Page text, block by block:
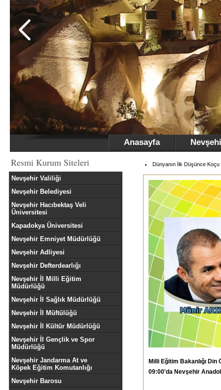
Anasayfa
Resmi Kurum Siteleri
Nevşehir Valiliği
Nevşehir Belediyesi
Nevşehir Hacıbektaş Veli
Üniversitesi
Kapadokya Üniversitesi
Nevşehir Emniyet Müdürlüğü
Nevşehir Adliyesi
Nevşehir Defterdearlığı
Nevşehir İl Milli Eğitim
Müdürlüğü
Nevşehir İl Sağlık Müdürlüğü
Nevşehir İl Müftülüğü
Nevşehir İl Kültür Müdürlüğü
Nevşehir İl Gençlik ve Spor
Müdürlüğü
Nevşehir Jandarma At ve
Köpek Eğitim Komutanlığı
Nevşehir Barosu
Dünyanın İlk Düşünce
Milli Eğitim Bakanlığı
09:00'da Nevşehir